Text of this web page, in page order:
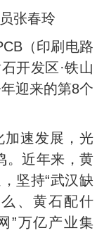
张春玲
（印刷电路
开发区·铁山
迎来的第8个
加速发展，光
。近年来，黄
坚持“武汉缺
、黄石配什
”万亿产业集